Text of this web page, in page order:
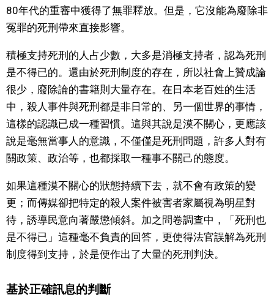
80年代的重審中獲得了無罪釋放。但是，它沒能為廢除非
冤罪的死刑帶來直接影響。
積極支持死刑的人占少數，大多是消極支持者，認為死刑
是不得已的。還由於死刑制度的存在，所以社會上贊成論
很少，廢除論的書籍則大量存在。在日本老百姓的生活
中，殺人事件與死刑都是非日常的、另一個世界的事情，
這樣的認識已成一種習慣。這與其說是漠不關心，更應該
說是毫無當事人的意識，不僅僅是死刑問題，許多人對有
關政策、政治等，也都採取一種事不關己的態度。
如果這種漠不關心的狀態持續下去，就不會有政策的變
更；而傳媒卻把特定的殺人案件被害者家屬視為明星對
待，誘導民意向著嚴懲傾斜。加之問卷調查中，「死刑也
是不得已」這種毫不負責的回答，更使得法官誤解為死刑
制度得到支持，於是便作出了大量的死刑判決。
基於正確訊息的判斷